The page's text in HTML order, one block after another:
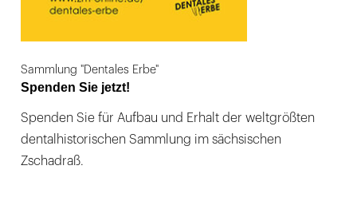
Sammlung "Dentales Erbe"
Spenden Sie jetzt!
Spenden Sie für Aufbau und Erhalt der weltgrößten
dentalhistorischen Sammlung im sächsischen
Zschadraß.